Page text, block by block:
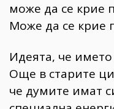
може да се крие
Може да се крие
Идеята, че
Още в старите
че думите имат